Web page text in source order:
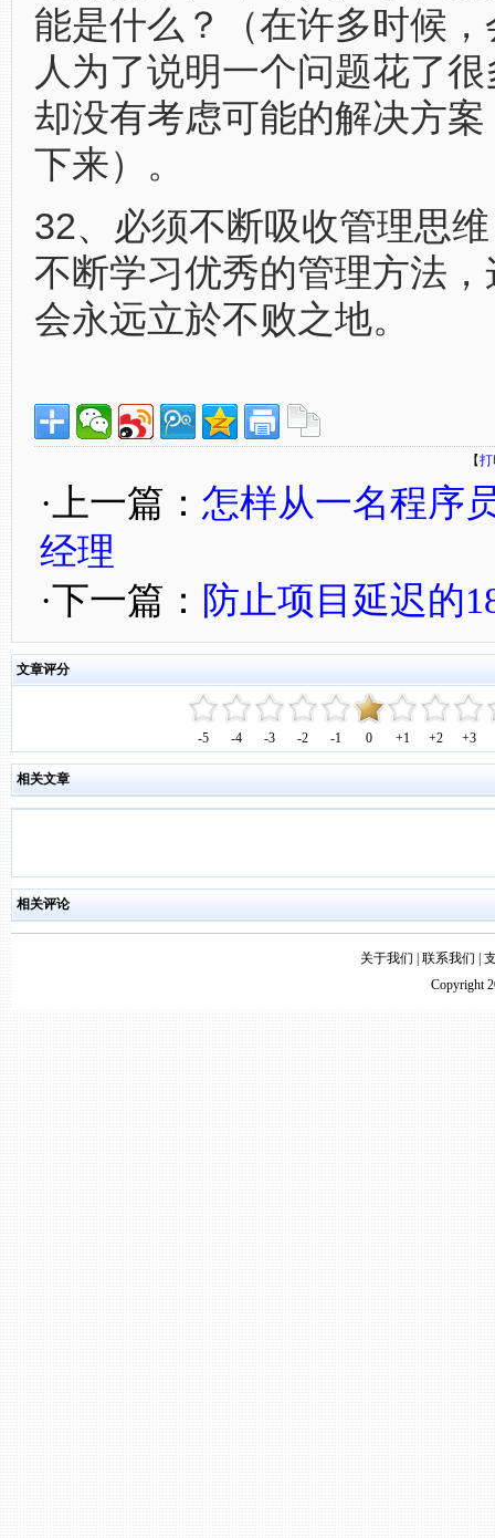
能是什么？（在许多时候
人为了说明一个问题花了
却没有考虑可能的解决方
下来）。
32、必须不断吸收管理思
不断学习优秀的管理方法
会永远立於不败之地。
【打
·上一篇： 怎样从一名程序
经理
·下一篇： 防止项目延迟的
文章评分
-5 -4 -3 -2 -1 0 +1 +2 +3
相关文章
相关评论
关于我们 联系我们
Copyright